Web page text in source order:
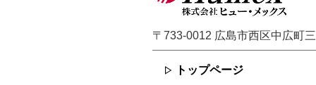
〒733-0012 広島市西区中広町
トップページ